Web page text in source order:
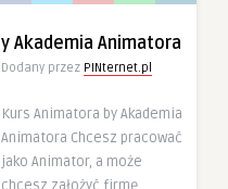
y Akademia Animatora
Dodany przez PINternet.pl
Kurs Animatora by Akademia
Animatora Chcesz pracować
jako Animator, a może